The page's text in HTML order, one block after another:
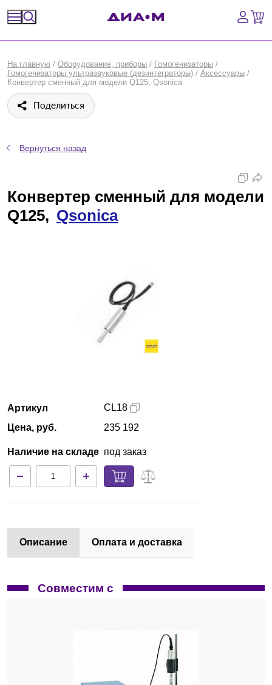
Оборудование, приборы
Расходные материалы, пластик, стекло
Библиотека
Производители
Доставка и оплата
Контакты
На главную / Оборудование, приборы / Гомогенизаторы /
Гомогенизаторы ультразвуковые (дезинтеграторы) / Аксессуары /
Конвертер сменный для модели Q125, Qsonica
Поделиться
Вернуться назад
Конвертер сменный для модели
Q125, Qsonica
Артикул
Цена, руб.
Наличие на складе
CL18
235 192
под заказ
Описание Оплата и доставка
Совместим с